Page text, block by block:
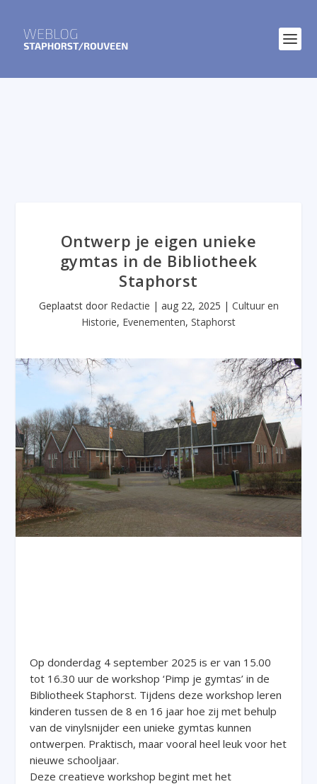
Ontwerp je eigen unieke
gymtas in de Bibliotheek
Staphorst
Geplaatst door Redactie | aug 22, 2025 | Cultuur en
Historie, Evenementen, Staphorst
Op donderdag 4 september 2025 is er van 15.00
tot 16.30 uur de workshop ‘Pimp je gymtas’ in de
Bibliotheek Staphorst. Tijdens deze workshop leren
kinderen tussen de 8 en 16 jaar hoe zij met behulp
van de vinylsnijder een unieke gymtas kunnen
ontwerpen. Praktisch, maar vooral heel leuk voor het
nieuwe schooljaar.
Deze creatieve workshop begint met het